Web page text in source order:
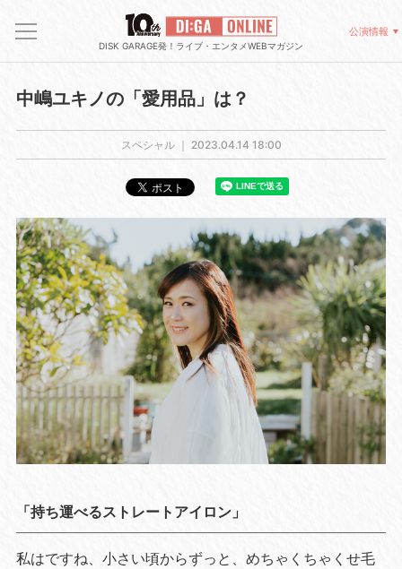
DISK GARAGE発！ライブ・エンタメWEBマガジン
公演情報
中嶋ユキノの「愛用品」は？
スペシャル ｜ 2023.04.14 18:00
「持ち運べるストレートアイロン」
私はですね、小さい頃からずっと、めちゃくちゃくせ毛